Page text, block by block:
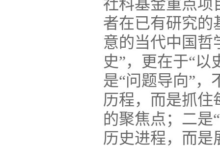
社科基金重点项
者在已有研究的
意的当代中国哲
史”，更在于“
是“问题导向”
历程，而是抓住
的聚焦点；二是
历史进程，而是